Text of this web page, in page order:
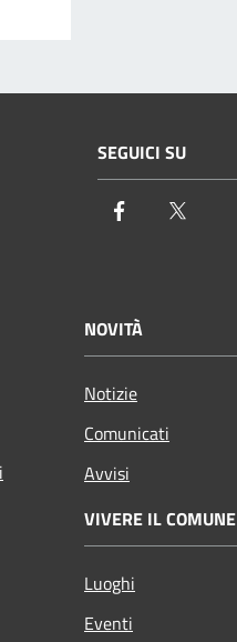
SEGUICI SU
Facebook
NOVITÀ
Notizie
Comunicati
Avvisi
VIVERE IL COMUNE
Luoghi
Eventi